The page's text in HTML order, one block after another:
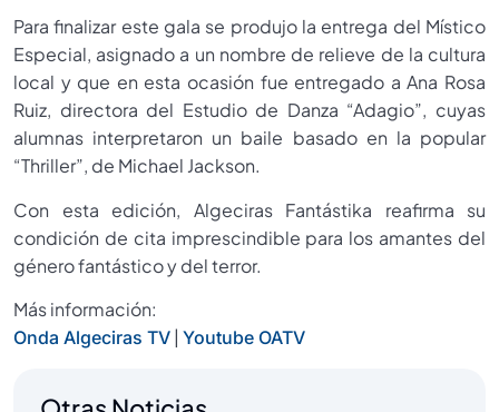
Para finalizar este gala se produjo la entrega del Místico
Especial, asignado a un nombre de relieve de la cultura
local y que en esta ocasión fue entregado a Ana Rosa
Ruiz, directora del Estudio de Danza “Adagio”, cuyas
alumnas interpretaron un baile basado en la popular
“Thriller”, de Michael Jackson.
Con esta edición, Algeciras Fantástika reafirma su
condición de cita imprescindible para los amantes del
género fantástico y del terror.
Más información:
Onda Algeciras TV | Youtube OATV